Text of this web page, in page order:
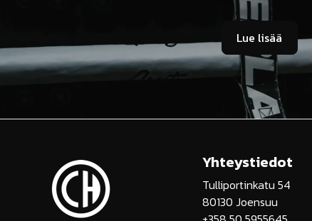
Lue lisää
Yhteystiedot
Tulliportinkatu 54
80130 Joensuu